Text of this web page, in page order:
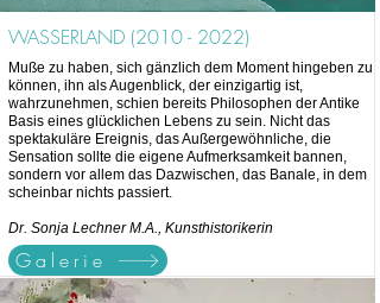
WASSERLAND (2010 - 2022)
Muße zu haben, sich gänzlich dem Moment hingeben zu
können, ihn als Augenblick, der einzigartig ist,
wahrzunehmen, schien bereits Philosophen der Antike
Basis eines glücklichen Lebens zu sein. Nicht das
spektakuläre Ereignis, das Außergewöhnliche, die
Sensation sollte die eigene Aufmerksamkeit bannen,
sondern vor allem das Dazwischen, das Banale, in dem
scheinbar nichts passiert.
Dr. Sonja Lechner M.A., Kunsthistorikerin
Galerie